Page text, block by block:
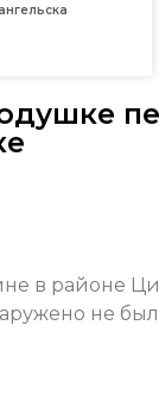
в районе
не